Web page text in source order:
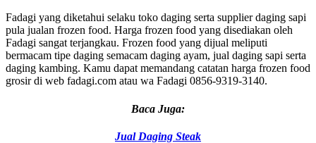
Fadagi yang diketahui selaku toko daging serta supplier daging sapi
pula jualan frozen food. Harga frozen food yang disediakan oleh
Fadagi sangat terjangkau. Frozen food yang dijual meliputi
bermacam tipe daging semacam daging ayam, jual daging sapi serta
daging kambing. Kamu dapat memandang catatan harga frozen food
grosir di web fadagi.com atau wa Fadagi 0856-9319-3140.
Baca Juga:
Jual Daging Steak